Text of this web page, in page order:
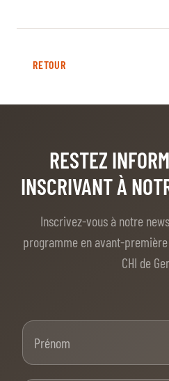
RETOUR
RESTEZ
INSCRIVANT À
Inscrivez-vous à notre
programme en avant-
CHI de